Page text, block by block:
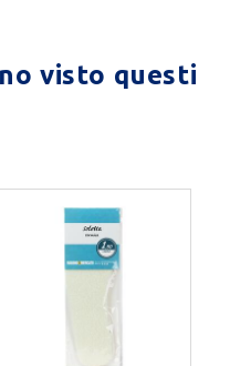
visto questi